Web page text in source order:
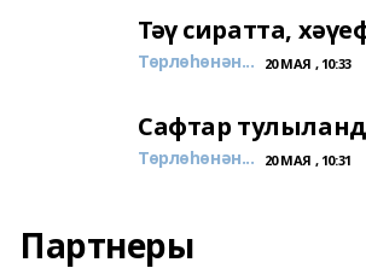
Тәү сиратта,
Төрлөһөнән... 20 МАЯ , 10:33
Сафтар
Төрлөһөнән... 20 МАЯ , 10:31
Партнеры